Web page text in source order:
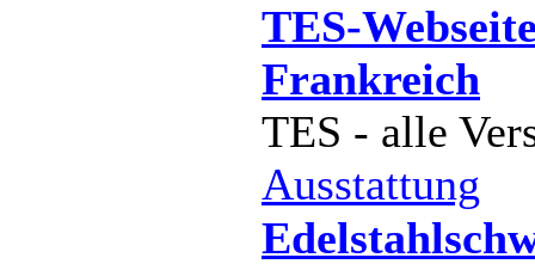
TES-
Frankreich
TES - alle
Ausstattung